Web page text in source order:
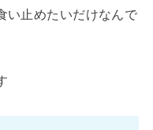
い止めたいだけなんで